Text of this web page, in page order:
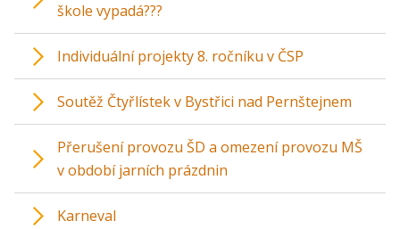
škole vypadá???
Individuální projekty 8. ročníku v ČSP
Soutěž Čtyřlístek v Bystřici nad Pernštejnem
Přerušení provozu ŠD a omezení provozu MŠ
v období jarních prázdnin
Karneval